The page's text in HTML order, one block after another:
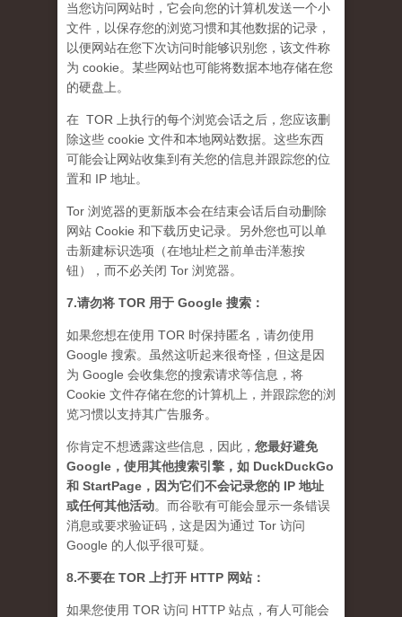
当您访问网站时，它会向您的计算机发送一个小
文件，以保存您的浏览习惯和其他数据的记录，
以便网站在您下次访问时能够识别您，该文件称
为 cookie。某些网站也可能将数据本地存储在您
的硬盘上。
在 TOR 上执行的每个浏览会话之后，您应该删
除这些 cookie 文件和本地网站数据。这些东西
可能会让网站收集到有关您的信息并跟踪您的位
置和 IP 地址。
Tor 浏览器的更新版本会在结束会话后自动删除
网站 Cookie 和下载历史记录。另外您也可以单
击新建标识选项（在地址栏之前单击洋葱按
钮），而不必关闭 Tor 浏览器。
7.请勿将 TOR 用于 Google 搜索：
如果您想在使用 TOR 时保持匿名，请勿使用
Google 搜索。虽然这听起来很奇怪，但这是因
为 Google 会收集您的搜索请求等信息，将
Cookie 文件存储在您的计算机上，并跟踪您的浏
览习惯以支持其广告服务。
你肯定不想透露这些信息，因此， 您最好避免
Google，使用其他搜索引擎，如 DuckDuckGo
和 StartPage，因为它们不会记录您的 IP 地址
或任何其他活动。而谷歌有可能会显示一条错误
消息或要求验证码，这是因为通过 Tor 访问
Google 的人似乎很可疑。
8.不要在 TOR 上打开 HTTP 网站：
如果您使用 TOR 访问 HTTP 站点，有人可能会